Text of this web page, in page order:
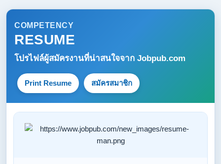
COMPETENCY
RESUME
โปรไฟล์ผู้สมัครงานที่น่าสนใจจาก Jobpub.com
Print Resume สมัครสมาชิก